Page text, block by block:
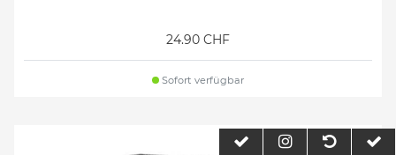
24.90 CHF
Sofort verfügbar